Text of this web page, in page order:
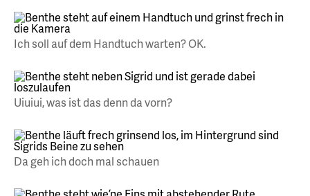
Ich soll auf dem Handtuch warten? OK.
Uiuiui, was ist das denn da vorn?
Da geh ich doch mal schauen